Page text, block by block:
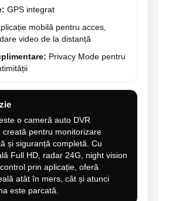
GPS integrat
mobilă pentru acces,
video de la distanță
Privacy Mode pentru
o cameră auto DVR
creată pentru monitorizare
și siguranță completă. Cu
Full HD, radar 24G, night vision
prin aplicație, oferă
atât în mers, cât și atunci
este parcată.